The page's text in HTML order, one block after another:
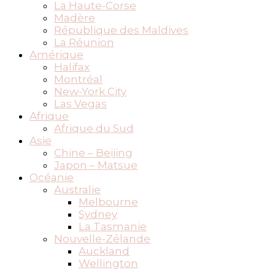
La Haute-Corse
Madère
République des Maldives
La Réunion
Amérique
Halifax
Montréal
New-York City
Las Vegas
Afrique
Afrique du Sud
Asie
Chine – Beijing
Japon – Matsue
Océanie
Australie
Melbourne
Sydney
La Tasmanie
Nouvelle-Zélande
Auckland
Wellington